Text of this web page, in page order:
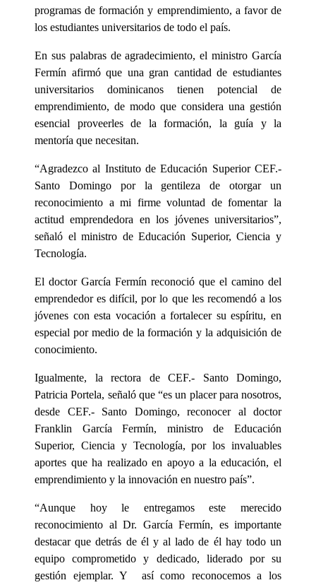
programas de formación y emprendimiento, a favor de
los estudiantes universitarios de todo el país.
En sus palabras de agradecimiento, el ministro García
Fermín afirmó que una gran cantidad de estudiantes
universitarios dominicanos tienen potencial de
emprendimiento, de modo que considera una gestión
esencial proveerles de la formación, la guía y la
mentoría que necesitan.
“Agradezco al Instituto de Educación Superior CEF.-
Santo Domingo por la gentileza de otorgar un
reconocimiento a mi firme voluntad de fomentar la
actitud emprendedora en los jóvenes universitarios”,
señaló el ministro de Educación Superior, Ciencia y
Tecnología.
El doctor García Fermín reconoció que el camino del
emprendedor es difícil, por lo que les recomendó a los
jóvenes con esta vocación a fortalecer su espíritu, en
especial por medio de la formación y la adquisición de
conocimiento.
Igualmente, la rectora de CEF.- Santo Domingo,
Patricia Portela, señaló que “es un placer para nosotros,
desde CEF.- Santo Domingo, reconocer al doctor
Franklin García Fermín, ministro de Educación
Superior, Ciencia y Tecnología, por los invaluables
aportes que ha realizado en apoyo a la educación, el
emprendimiento y la innovación en nuestro país”.
“Aunque hoy le entregamos este merecido
reconocimiento al Dr. García Fermín, es importante
destacar que detrás de él y al lado de él hay todo un
equipo comprometido y dedicado, liderado por su
gestión ejemplar. Y así como reconocemos a los